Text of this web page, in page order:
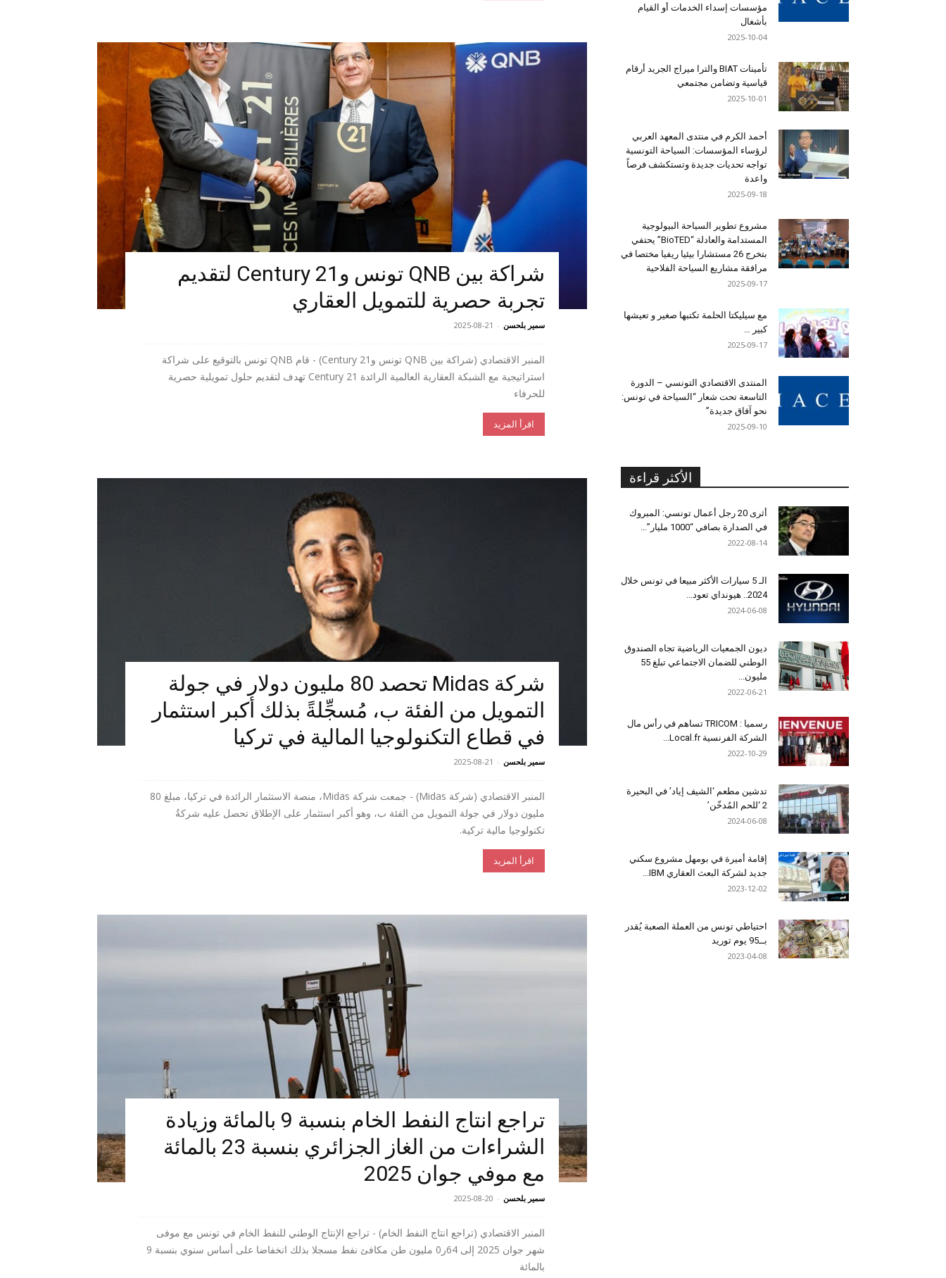
شراكة بين QNB تونس وCentury 21 لتقديم
تجربة حصرية للتمويل العقاري
سمير بلحسن -
2025-08-21
المنبر الاقتصادي (شراكة بين QNB تونس وCentury 21) - قام QNB تونس بالتوقيع على شراكة
استراتيجية مع الشبكة العقارية العالمية الرائدة Century 21 تهدف لتقديم حلول تمويلية حصرية
للحرفاء
اقرأ المزيد
شركة Midas تحصد 80 مليون دولار في جولة
التمويل من الفئة ب، مُسجِّلةً بذلك أكبر استثمار
في قطاع التكنولوجيا المالية في تركيا
سمير بلحسن -
2025-08-21
المنبر الاقتصادي (شركة Midas) - جمعت شركة Midas، منصة الاستثمار الرائدة في تركيا، مبلغ 80
مليون دولار في جولة التمويل من الفئة ب، وهو أكبر استثمار على الإطلاق تحصل عليه شركةُ
تكنولوجيا مالية تركية.
اقرأ المزيد
تراجع انتاج النفط الخام بنسبة 9 بالمائة وزيادة
الشراءات من الغاز الجزائري بنسبة 23 بالمائة
مع موفي جوان 2025
سمير بلحسن -
2025-08-20
المنبر الاقتصادي (تراجع انتاج النفط الخام) - تراجع الإنتاج الوطني للنفط الخام في تونس مع موفى
شهر جوان 2025 إلى 64ر0 مليون طن مكافئ نفط مسجلا بذلك انخفاضا على أساس سنوي بنسبة 9
بالمائة
مؤسسات إسداء الخدمات أو القيام
بأشغال
2025-10-04
تأمينات BIAT والترا ميراج الجريد أرقام
قياسية وتضامن مجتمعي
2025-10-01
أحمد الكرم في منتدى المعهد العربي
لرؤساء المؤسسات: السياحة التونسية
تواجه تحديات جديدة وتستكشف فرصاً
واعدة
2025-09-18
مشروع تطوير السياحة البيولوجية
المستدامة والعادلة “BioTED” يحتفي
بتخرج 26 مستشارا بيئيا ريفيا مختصا في
مرافقة مشاريع السياحة الفلاحية
2025-09-17
مع سيليكتا الحلمة تكتبها صغير و تعيشها
كبير …
2025-09-17
المنتدى الاقتصادي التونسي – الدورة
التاسعة تحت شعار “السياحة في تونس:
نحو آفاق جديدة”
2025-09-10
الأكثر قراءة
أثرى 20 رجل أعمال تونسي: المبروك
في الصدارة بصافي “1000 مليار”...
2022-08-14
الـ 5 سيارات الأكثر مبيعا في تونس خلال
2024.. هيونداي تعود...
2024-06-08
ديون الجمعيات الرياضية تجاه الصندوق
الوطني للضمان الاجتماعي تبلغ 55
مليون...
2022-06-21
رسميا : TRICOM تساهم في رأس مال
الشركة الفرنسية Local.fr...
2022-10-29
تدشين مطعم ‘الشيف إياد’ في البحيرة
2 ‘للحم المُدخّن’
2024-06-08
إقامة أميرة في بومهل مشروع سكني
جديد لشركة البعث العقاري IBM...
2023-12-02
احتياطي تونس من العملة الصعبة يُقدر
بــ95 يوم توريد
2023-04-08